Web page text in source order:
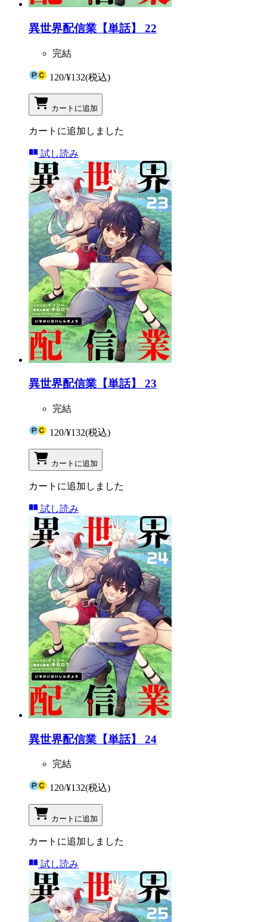
異世界配信業【単話】 22
完結
120/¥132(税込)
カートに追加
カートに追加しました
試し読み
異世界配信業【単話】 23
完結
120/¥132(税込)
カートに追加
カートに追加しました
試し読み
異世界配信業【単話】 24
完結
120/¥132(税込)
カートに追加
カートに追加しました
試し読み